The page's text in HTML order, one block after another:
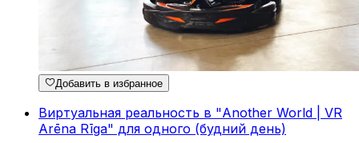
Добавить в избранное
Виртуальная реальность в "Another World | VR
Arēna Rīga" для одного (будний день)